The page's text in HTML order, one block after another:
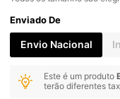
Enviado De
Envio Nacional
Este é um produto
terão diferentes